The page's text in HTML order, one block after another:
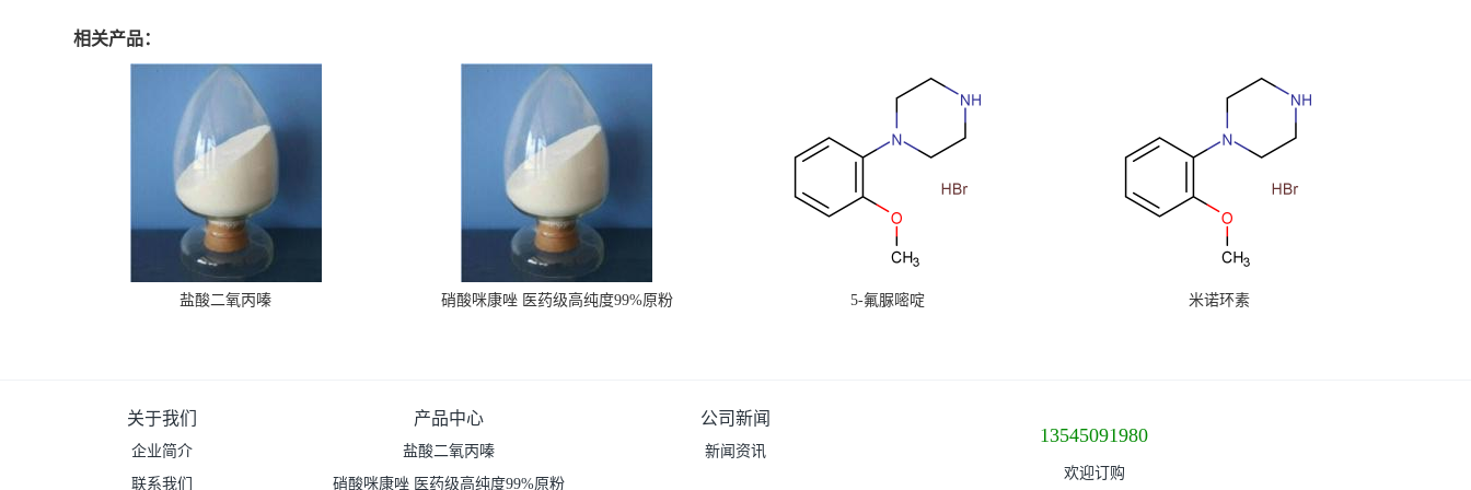
相关产品：
盐酸二氧丙嗪 硝酸咪康唑 医药级高纯度99%原粉 5-氟脲嘧啶 米诺环素
关于我们
企业简介
联系我们
产品中心
盐酸二氧丙嗪
硝酸咪康唑 医药级高纯度99%原粉
公司新闻
新闻资讯
13545091980
欢迎订购